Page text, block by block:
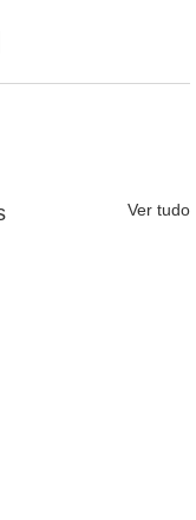
Ver tudo